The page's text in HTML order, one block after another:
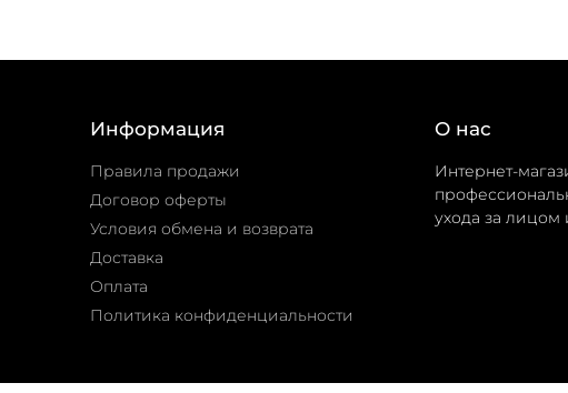
Информация
Правила продажи
Договор оферты
Условия обмена и возврата
Доставка
Оплата
Политика конфиденциальности
О нас
Интернет-
ухода за лицом